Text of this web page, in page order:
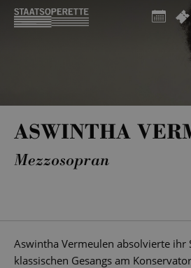
ASWINTHA
Mezzosopran
Aswintha Vermeulen absolvierte ihr
klassischen Gesangs am